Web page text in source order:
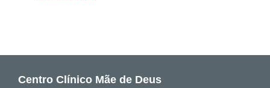
Centro Clínico Mãe de Deus